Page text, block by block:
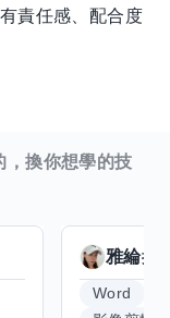
責任感、配合度
，換你想學的技
雅綸擅
Word